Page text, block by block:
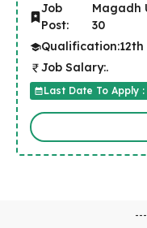
Job
Post:
Magadh
30
Qualification:12th
Job Salary:.
Last Date To Apply :